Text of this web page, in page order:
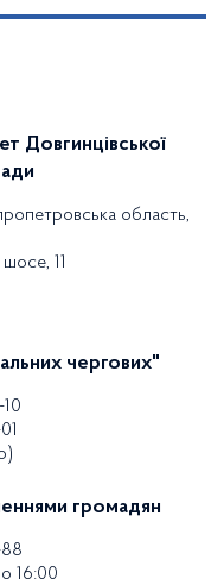
Довгинцівської
область,
11
чергових"
громадян
16:00